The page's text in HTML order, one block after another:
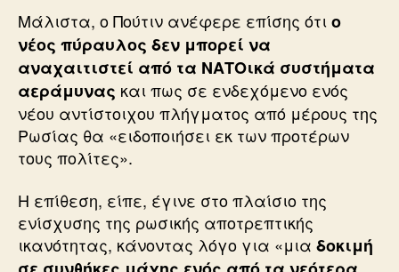
Μάλιστα, ο Πούτιν ανέφερε επίσης ότιο
νέος πύραυλος δεν μπορεί να
αναχαιτιστεί από τα ΝΑΤΟικά συστήματα
αεράμυνας και πως σε ενδεχόμενο ενός
νέου αντίστοιχου πλήγματος από μέρους της
Ρωσίας θα «ειδοποιήσει εκ των προτέρων
τους πολίτες».
Η επίθεση, είπε, έγινε στο πλαίσιο της
ενίσχυσης της ρωσικής αποτρεπτικής
ικανότητας, κάνοντας λόγο για «μια δοκιμή